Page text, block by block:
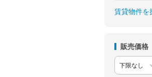
賃貸物件を
販売価格